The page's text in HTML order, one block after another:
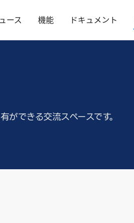
ース 機能 ドキュメント
できる交流スペースです。